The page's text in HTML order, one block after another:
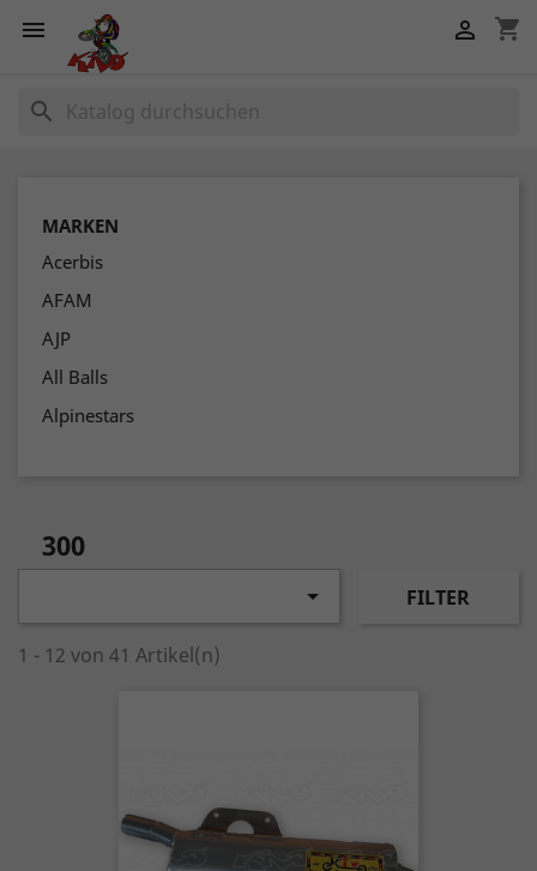
 shopping_cart

search
MARKEN
Acerbis
AFAM
AJP
All Balls
Alpinestars
300
 FILTER
1 - 12 von 41 Artikel(n)